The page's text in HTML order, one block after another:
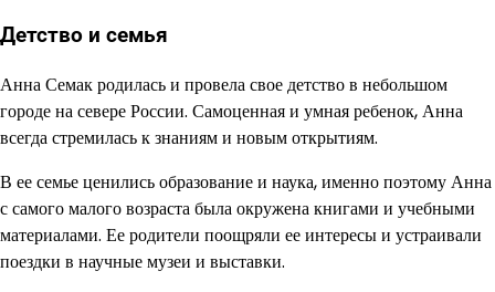
Детство и семья
Анна Семак родилась и провела свое детство в небольшом
городе на севере России. Самоценная и умная ребенок, Анна
всегда стремилась к знаниям и новым открытиям.
В ее семье ценились образование и наука, именно поэтому Анна
с самого малого возраста была окружена книгами и учебными
материалами. Ее родители поощряли ее интересы и устраивали
поездки в научные музеи и выставки.